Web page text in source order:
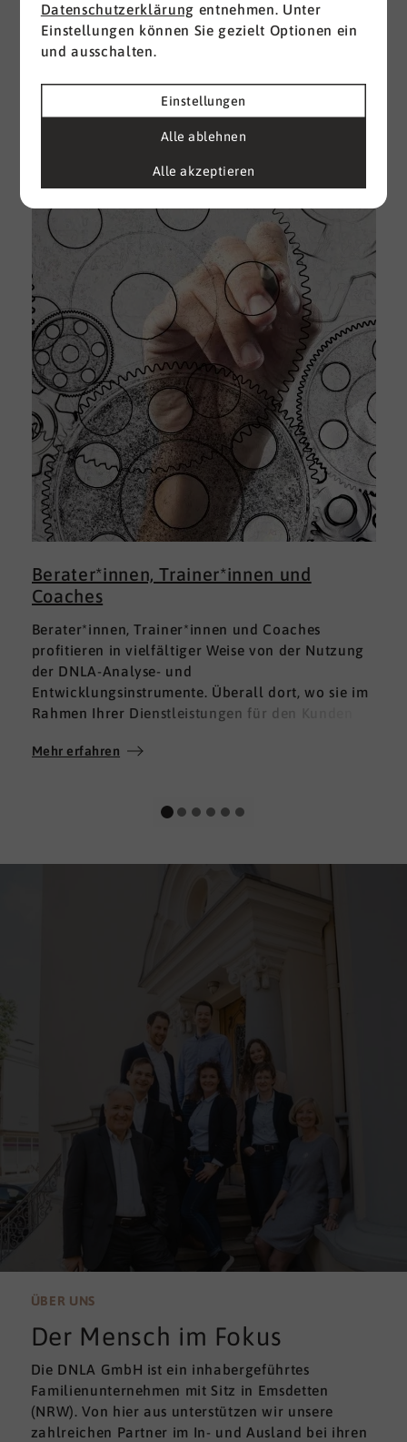
Berater*innen, Trainer*innen und
Coaches
Berater*innen, Trainer*innen und Coaches
profitieren in vielfältiger Weise von der Nutzung
der DNLA-Analyse- und
Entwicklungsinstrumente. Überall dort, wo sie im
Rahmen Ihrer Dienstleistungen für den Kunden
Soft Skills brauchen, finden sie in DNLA den
Mehr erfahren
ÜBER UNS
Der Mensch im Fokus
Die DNLA GmbH ist ein inhabergeführtes
Familienunternehmen mit Sitz in Emsdetten
(NRW). Von hier aus unterstützen wir unsere
zahlreichen Partner im In- und Ausland bei ihren
Datenschutzerklärung entnehmen. Unter
Einstellungen können Sie gezielt Optionen ein
und ausschalten.
Einstellungen
Alle ablehnen
Alle akzeptieren